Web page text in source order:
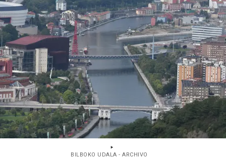
BILBOKO UDALA - ARCHIVO